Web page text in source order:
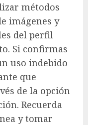
métodos
imágenes y
del perfil
Si confirmas
uso indebido
que
de la opción
Recuerda
y tomar